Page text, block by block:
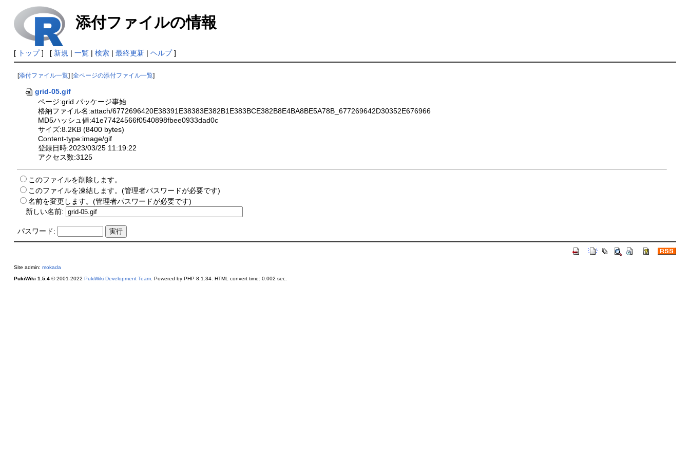
添付ファイルの情報
[ トップ] [ 新規 | 一覧| 検索| 最終更新| ヘルプ]
[添付ファイル一覧 ] [全ページの添付ファイル一覧
grid-05.gif
ページ:grid パッケージ事始
格納ファイル名:attach/6772696420E38391E38383E382B1E383BCE382B8E4BA8BE5A78B_677269642D30352E676966
MD5ハッシュ値:41e77424566f0540898fbee0933dad0c
サイズ:8.2KB (8400 bytes)
Content-type:image/gif
登録日時:2023/03/25 11:19:22
アクセス数:3125
このファイルを削除します。
このファイルを凍結します。(管理者パスワードが必要です)
名前を変更します。(管理者パスワードが必要です)
新しい名前:
パスワード:
Site admin: mokada
PukiWiki 1.5.4© 2001-2022 PukiWiki Development Team. Powered by PHP 8.1.34. HTML convert time: 0.002 sec.